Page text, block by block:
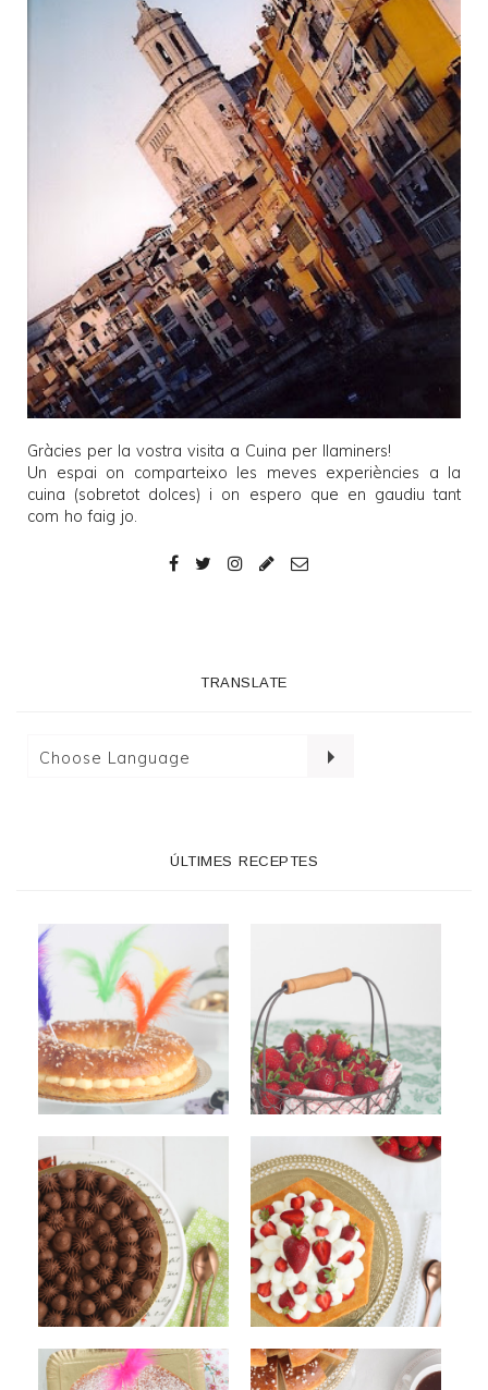
Gràcies per la vostra visita a Cuina per llaminers!
Un espai on comparteixo les meves experiències a la
cuina (sobretot dolces) i on espero que en gaudiu tant
com ho faig jo.
TRANSLATE
ÚLTIMES RECEPTES